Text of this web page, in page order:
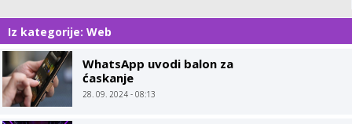
Iz kategorije: Web
WhatsApp uvodi balon za
ćaskanje
28. 09. 2024 - 08:13